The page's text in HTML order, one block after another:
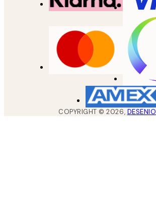
COPYRIGHT ©2026, DESENIO